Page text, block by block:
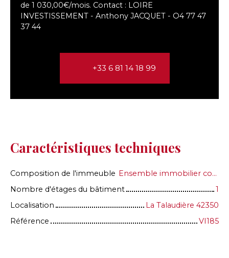
de 1 030,00€/mois. Contact : LOIRE
INVESTISSEMENT - Anthony JACQUET - O4 77 47
37 44
+33 6 81 14 18 99
Caractéristiques techniques
Composition de l'immeuble
Ensemble immobilier composé de deux appartements de 48M2 dont un avec terrasse. Un atelier de 110m2 transformable en habitation. Terrain autour de 704m2 (Stationnement & jardin).
Nombre d'étages du bâtiment
1
Localisation
La Talaudière 42350
Référence
VI185